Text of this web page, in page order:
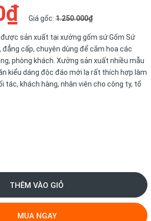
Giá gốc: 1.250.000₫
được sản xuất tại xưởng gốm sứ Gốm Sứ
đẳng cấp, chuyên dùng để cắm hoa các
phòng khách. Xưởng sản xuất nhiều mẫu
kiểu dáng độc đáo mới lạ rất thích hợp làm
tác, khách hàng, nhân viên cho công ty, tổ
THÊM VÀO GIỎ
MUA NGAY